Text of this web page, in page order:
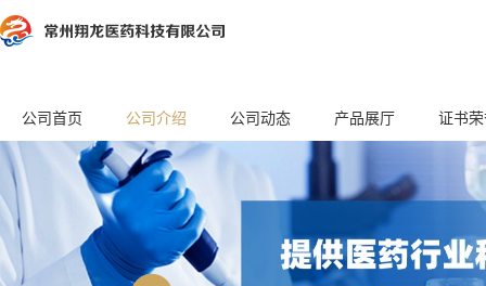
公司首页 公司介绍 公司动态 产品展厅 证书